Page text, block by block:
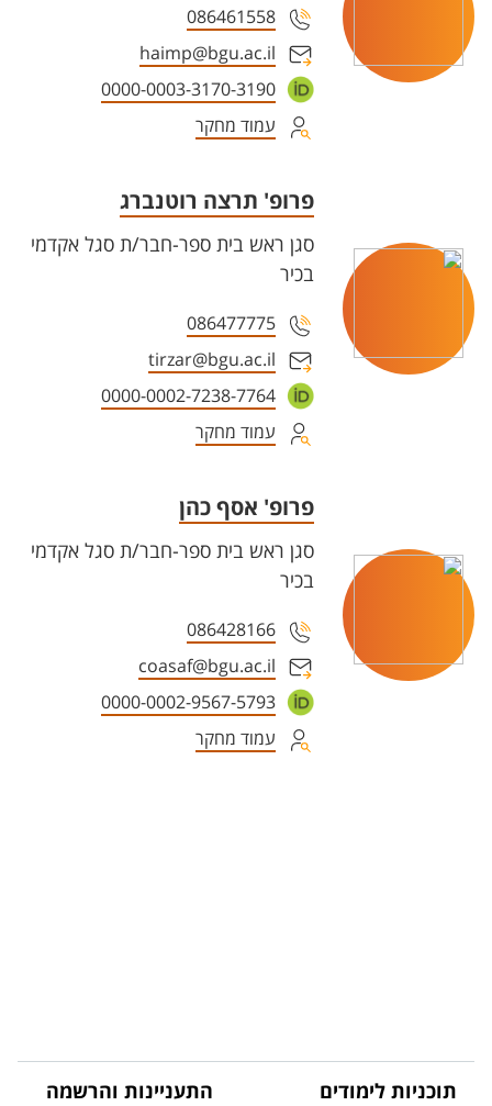
086461558
haimp@bgu.ac.il
0000-0003-3170-3190
עמוד מחקר
פרופ' תרצה רוטנברג
סגן ראש בית ספר-חבר/ת סגל אקדמי
בכיר
086477775
tirzar@bgu.ac.il
0000-0002-7238-7764
עמוד מחקר
פרופ' אסף כהן
סגן ראש בית ספר-חבר/ת סגל אקדמי
בכיר
086428166
coasaf@bgu.ac.il
0000-0002-9567-5793
עמוד מחקר
תוכניות לימודים התעניינות והרשמה